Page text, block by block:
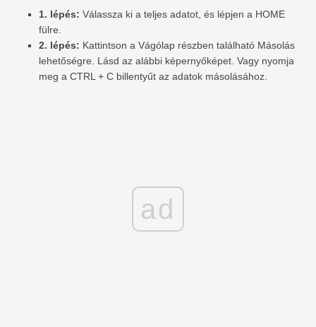
1. lépés: Válassza ki a teljes adatot, és lépjen a HOME
fülre.
2. lépés: Kattintson a Vágólap részben található Másolás
lehetőségre. Lásd az alábbi képernyőképet. Vagy nyomja
meg a CTRL + C billentyűt az adatok másolásához.
ad